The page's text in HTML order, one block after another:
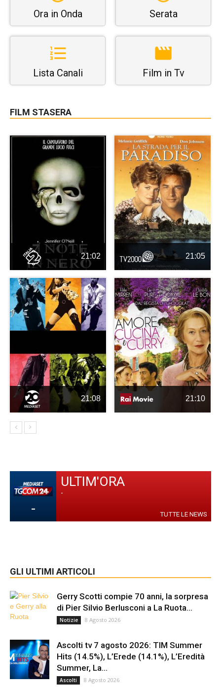
Ora in Onda Serata
Lista Canali Film in Tv
FILM STASERA
21:02 21:05
21:08 21:10
-
ULTIM'ORA
-
TUTTE LE NEWS
GLI ULTIMI ARTICOLI
Gerry Scotti compie 70 anni, la sorpresa
di Pier Silvio Berlusconi a La Ruota...
Notizie 8 Agosto 2026
Ascolti tv 7 agosto 2026: TIM Summer
Hits (14.5%), L’Erede (14.1%), L’Eredità
Summer, La...
Ascolti 8 Agosto 2026